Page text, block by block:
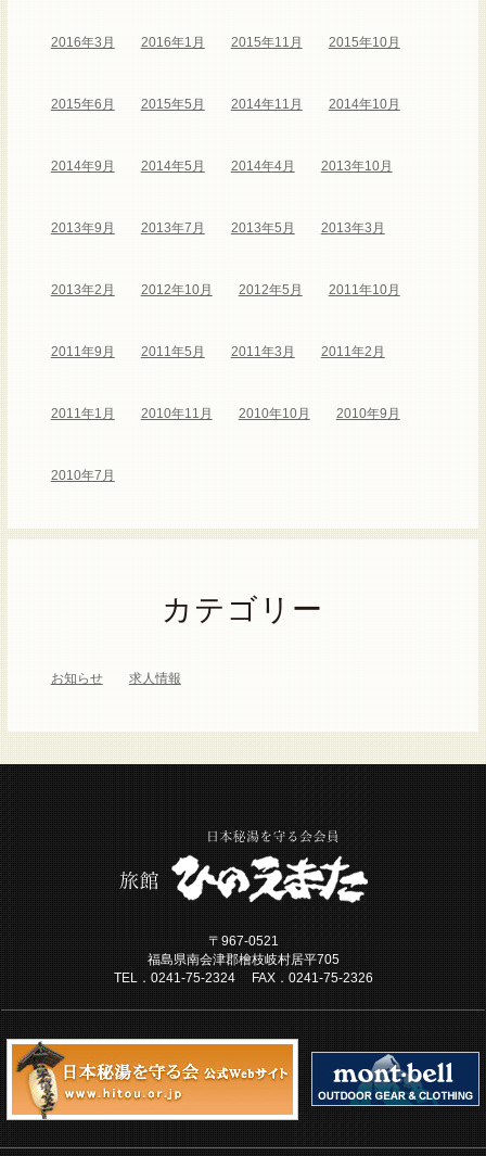
2016年3月 2016年1月 2015年11月 2015年10月
2015年6月 2015年5月 2014年11月 2014年10月
2014年9月 2014年5月 2014年4月 2013年10月
2013年9月 2013年7月 2013年5月 2013年3月
2013年2月 2012年10月 2012年5月 2011年10月
2011年9月 2011年5月 2011年3月 2011年2月
2011年1月 2010年11月 2010年10月 2010年9月
2010年7月
カテゴリー
お知らせ 求人情報
〒967-0521
福島県南会津郡檜枝岐村居平705
TEL．0241-75-2324 FAX．0241-75-2326